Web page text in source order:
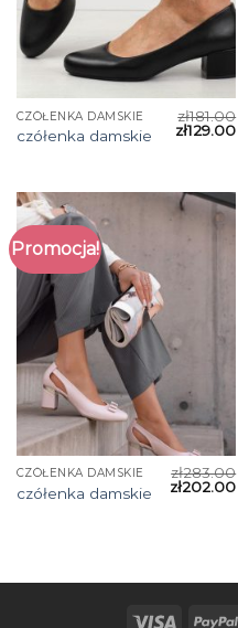
CZÓŁENKA DAMSKIE
czółenka damskie
zł181.00
zł129.00
Promocja!
CZÓŁENKA DAMSKIE
czółenka damskie
zł283.00
zł202.00